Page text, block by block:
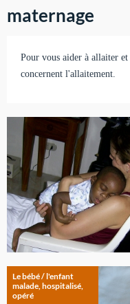
maternage
Pour vous aider à allaiter
concernent l'allaitement.
Le bébé / l'enfant
malade, hospitalisé,
opéré